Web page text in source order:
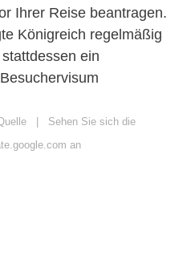
Ihrer Reise beantragen.
Königreich regelmäßig
ein
| Sehen Sie sich die
an